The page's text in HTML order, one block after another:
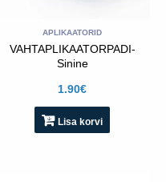
APLIKAATORID
VAHTAPLIKAATORPADI-
Sinine
1.90€
Lisa korvi